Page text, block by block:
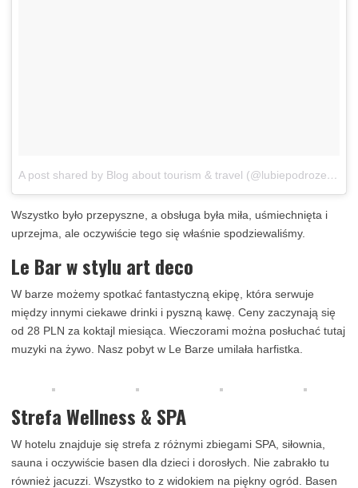
A post shared by Blog about tourism & travel (@lubiepodroze_eu_tourism_blog)
Wszystko było przepyszne, a obsługa była miła, uśmiechnięta i
uprzejma, ale oczywiście tego się właśnie spodziewaliśmy.
Le Bar w stylu art deco
W barze możemy spotkać fantastyczną ekipę, która serwuje
między innymi ciekawe drinki i pyszną kawę. Ceny zaczynają się
od 28 PLN za koktajl miesiąca. Wieczorami można posłuchać tutaj
muzyki na żywo. Nasz pobyt w Le Barze umilała harfistka.
Strefa Wellness & SPA
W hotelu znajduje się strefa z różnymi zbiegami SPA, siłownia,
sauna i oczywiście basen dla dzieci i dorosłych. Nie zabrakło tu
również jacuzzi. Wszystko to z widokiem na piękny ogród. Basen